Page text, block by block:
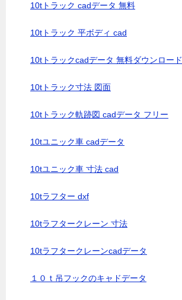
10tトラック cadデータ 無料
10tトラック 平ボディ cad
10tトラックcadデータ 無料ダウンロード
10tトラック寸法 図面
10tトラック軌跡図 cadデータ フリー
10tユニック車 cadデータ
10tユニック車 寸法 cad
10tラフター dxf
10tラフタークレーン 寸法
10tラフタークレーンcadデータ
１０ｔ吊フックのキャドデータ